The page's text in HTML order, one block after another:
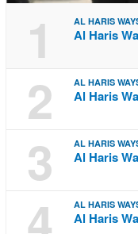
1 AL HARIS
Al Haris
2 AL HARIS
Al Haris
3 AL HARIS
Al Haris
AL HARIS
Al Haris